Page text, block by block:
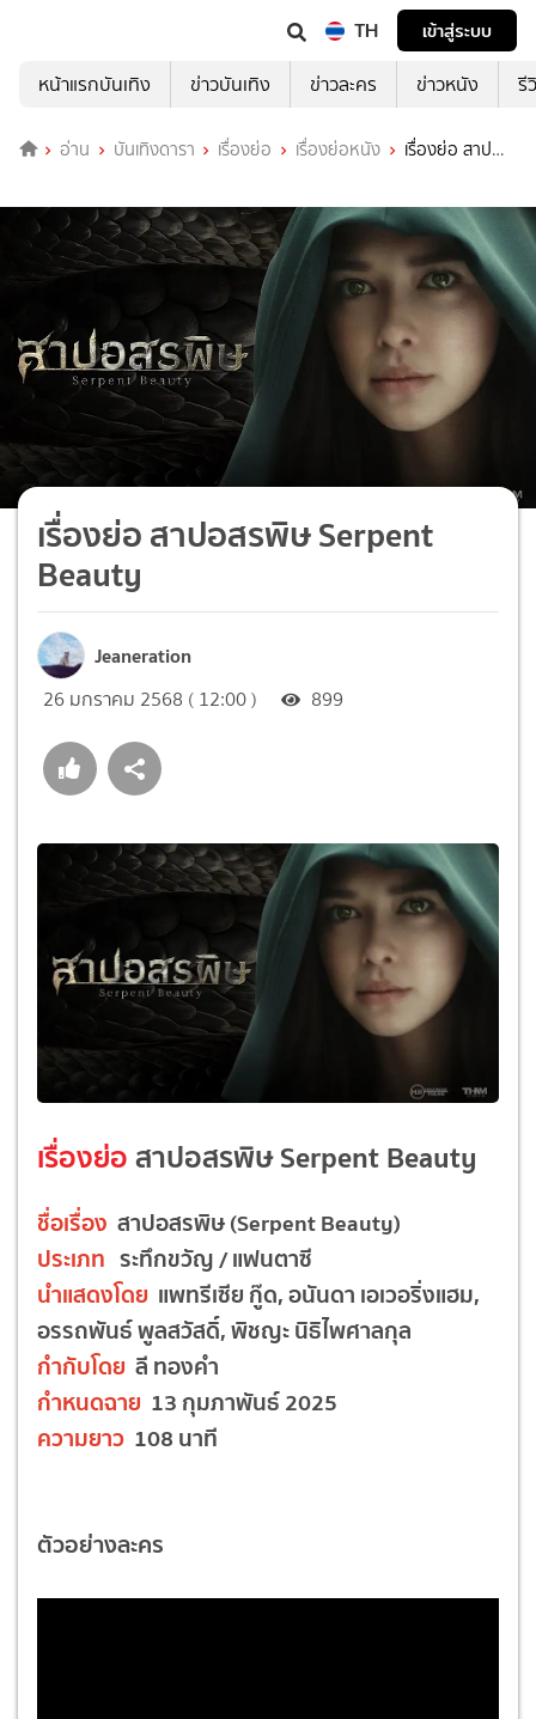
TH
เข้าสู่ระบบ
หน้าแรกบันเทิง
ข่าวบันเทิง ข่าวละคร ข่าวหนัง รี
อ่าน บันเทิงดารา เรื่องย่อ เรื่องย่อหนัง
เรื่องย่อ สาป
เรื่องย่อ สาปอสรพิษ Serpent
Beauty
Jeaneration
26 มกราคม 2568 ( 12:00 ) 899
เรื่องย่อสาปอสรพิษ Serpent Beauty
ชื่อเรื่อง สาปอสรพิษ (Serpent Beauty)
ประเภท ระทึกขวัญ / แฟนตาซี
นำแสดงโดย แพทรีเซีย กู๊ด, อนันดา เอเวอริ่งแฮม,
อรรถพันธ์ พูลสวัสดิ์, พิชญะ นิธิไพศาลกุล
กำกับโดย ลี ทองคำ
กำหนดฉาย 13 กุมภาพันธ์ 2025
ความยาว 108 นาที
ตัวอย่างละคร